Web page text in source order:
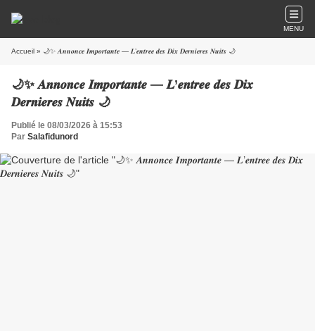
MENU
Accueil » 🌙✨ 𝑨𝒏𝒏𝒐𝒏𝒄𝒆 𝑰𝒎𝒑𝒐𝒓𝒕𝒂𝒏𝒕𝒆 — 𝑳’𝒆𝒏𝒕𝒓𝒆‌𝒆 𝒅𝒆𝒔 𝑫𝒊𝒙 𝑫𝒆𝒓𝒏𝒊𝒆‌𝒓𝒆𝒔 𝑵𝒖𝒊𝒕𝒔 🌙
🌙✨ 𝑨𝒏𝒏𝒐𝒏𝒄𝒆 𝑰𝒎𝒑𝒐𝒓𝒕𝒂𝒏𝒕𝒆 — 𝑳’𝒆𝒏𝒕𝒓𝒆‌𝒆 𝒅𝒆𝒔 𝑫𝒊𝒙
𝑫𝒆𝒓𝒏𝒊𝒆‌𝒓𝒆𝒔 𝑵𝒖𝒊𝒕𝒔 🌙
Publié le 08/03/2026 à 15:53
Par Salafidunord